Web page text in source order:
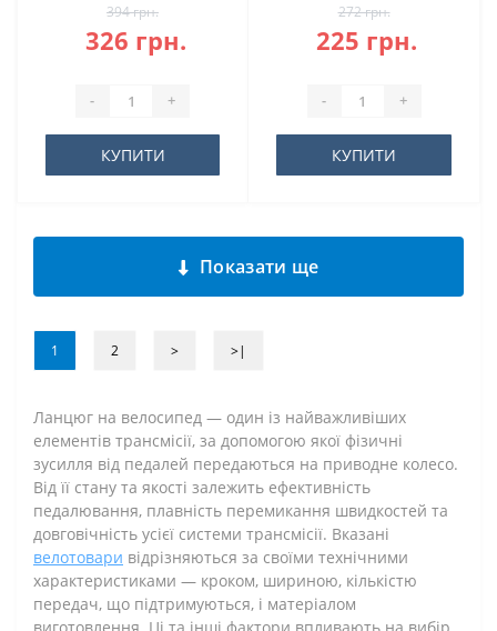
394 грн.
326 грн.
- +
КУПИТИ
272 грн.
225 грн.
- +
КУПИТИ
Показати ще
1 2 > >|
Ланцюг на велосипед — один із найважливіших
елементів трансмісії, за допомогою якої фізичні
зусилля від педалей передаються на приводне колесо.
Від її стану та якості залежить ефективність
педалювання, плавність перемикання швидкостей та
довговічність усієї системи трансмісії. Вказані
велотовари відрізняються за своїми технічними
характеристиками — кроком, шириною, кількістю
передач, що підтримуються, і матеріалом